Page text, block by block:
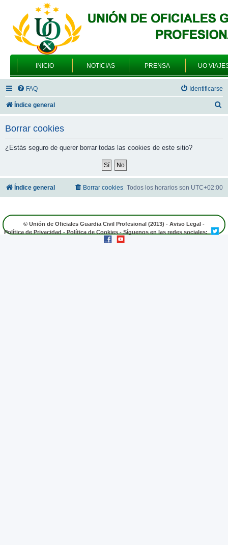
INICIO NOTICIAS PRENSA UO
FAQ Identificarse
Índice general
Borrar cookies
¿Estás seguro de querer borrar todas las cookies de este sitio?
Índice general Todos los horarios son UTC+02:00
Borrar cookies
© Unión de Oficiales Guardia Civil Profesional (2013) - Aviso Legal -
Política de Privacidad - Política de Cookies - Síguenos en las redes sociales: